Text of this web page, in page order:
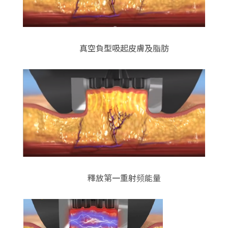
真空負型吸起皮膚及脂肪
釋放第一重射频能量